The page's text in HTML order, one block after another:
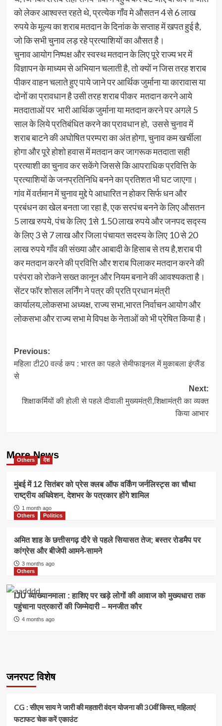
को लेकर आश्वस्त रहते थे, प्रत्येक गाँव मे औसतन 4 से 6 लाख
रुपये के मूल्य का शराब मतदान के दिनांक के सप्ताह में खपत हुई है,
जो कि सभी चुनाव लड़ रहे प्रत्याशियों का औसत है।
चुनाव आयोग निष्पक्ष और स्वस्थ मतदान के लिए पूरे राज्य भर में
विज्ञापन के माध्यम से अभियान चलाती है, तो क्यों न जिस तरह शराब
पीकर वाहन चलाते हुए पाये जाने पर आर्थिक जुर्माना या कारावास या
दोनों का प्रावधान है उसी तरह शराब पीकर मतदान करने आये
मतदाताओं पर भारी आर्थिक जुर्माना या मतदान करने पर अगले 5
साल के लिये प्रतिबंधित करने का प्रावधान हो, उससे चुनाव में
शराब बाटने की अघोषित परम्परा का अंत होगा, चुनाव कम खर्चीला
होगा और पूरे होशो हवास में मतदान कर जागरूक मतदाता सही
प्रत्याशी का चुनाव कर सकेंगे जिससे कि आपराधिक प्रवित्ति के
प्रत्याशियों के जनप्रतिनिधि बनने का प्रतिशत भी घट जाएगा।
गांव में वर्तमान में चुनाव मुद्दे पे आधारित न होकर सिर्फ धन और
प्रबंधन का खेल बनता जा रहा है, एक सरपंच बनने के लिए औसतन
5 लाख रुपये, पंच के लिए 1से 1.50 लाख रुपये और जनपद सद्स्य
के लिए 3 से 7 लाख और जिला पंचायत सदस्य के लिए 10 से 20
लाख रुपये गाँव की संख्या और आबादी के हिसाब से तय है,शराब पी
कर मतदान करने की प्रवित्ति और शराब पिलाकर मतदान करने की
परंपरा को रोकने सख्त कानून और नियम बनाने की आवश्यकता है।
सेंटर फॉर शोसल लर्निंग ने पत्र की प्रति प्रधान मंत्री
कार्यालय,लोकसभा अध्यक्ष, राज्य सभा,भारत निर्वाचन आयोग और
लोकसभा और राज्य सभा मे विपक्ष के नेताओं को भी प्रेषित किया है।
Post
navigation
Previous:
महिला टी20 वर्ल्ड कप : भारत का पहले सेमीफाइनल में मुकाबला इंग्लैंड
से
Next:
शिक्षाकर्मियों की होली से पहले दीवाली मुख्यमंत्री,शिक्षामंत्री का व्यक्त
किया आभार
More News
Others देश
मुंबई में 12 सितंबर को प्रेस क्लब ऑफ वर्किंग जर्नलिस्ट्स का चौथा
राष्ट्रीय अधिवेशन, देशभर के पत्रकार होंगे शामिल
1 month ago
Others
Politics
अमित शाह के छत्तीसगढ़ दौरे से पहले सियासत तेज; बस्तर रोडमैप पर
कांग्रेस और बीजेपी आमने-सामने
3 months ago
Others
IJU व्याख्यानमाला : हाशिए पर खड़े लोगों की आवाज को मुख्यधारा तक
पहुंचाना पत्रकारों की जिम्मेदारी – मनजीत कौर
4 months ago
जनरपट विशेष
CG : सीएम साय ने जारी की महतारी वंदन योजना की 30वीं किस्त, महिलाएं
फटाफट चेक करें एकाउंट